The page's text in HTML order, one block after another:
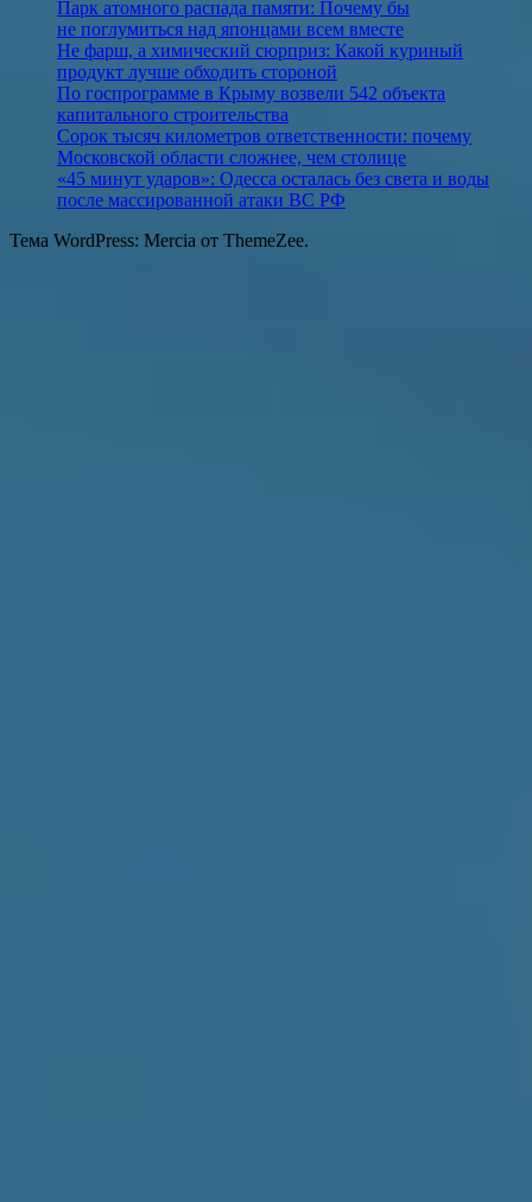
Парк атомного распада памяти: Почему бы
не поглумиться над японцами всем вместе
Не фарш, а химический сюрприз: Какой куриный
продукт лучше обходить стороной
По госпрограмме в Крыму возвели 542 объекта
капитального строительства
Сорок тысяч километров ответственности: почему
Московской области сложнее, чем столице
«45 минут ударов»: Одесса осталась без света и воды
после массированной атаки ВС РФ
Тема WordPress: Mercia от ThemeZee.